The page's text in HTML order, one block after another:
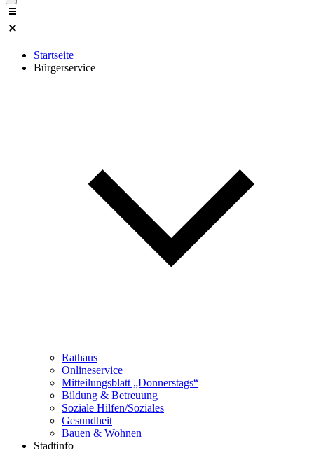
Startseite
Bürgerservice
Rathaus
Onlineservice
Mitteilungsblatt „Donnerstags“
Bildung & Betreuung
Soziale Hilfen/Soziales
Gesundheit
Bauen & Wohnen
Stadtinfo